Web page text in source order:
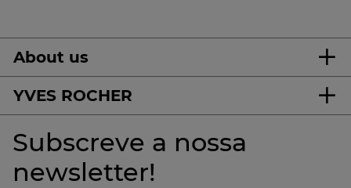
About us
YVES ROCHER
Subscreve a nossa
newsletter!